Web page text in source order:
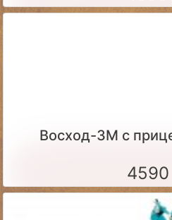
Восход-3М с
4590